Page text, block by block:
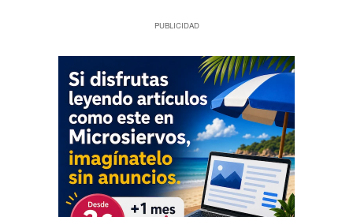
PUBLICIDAD